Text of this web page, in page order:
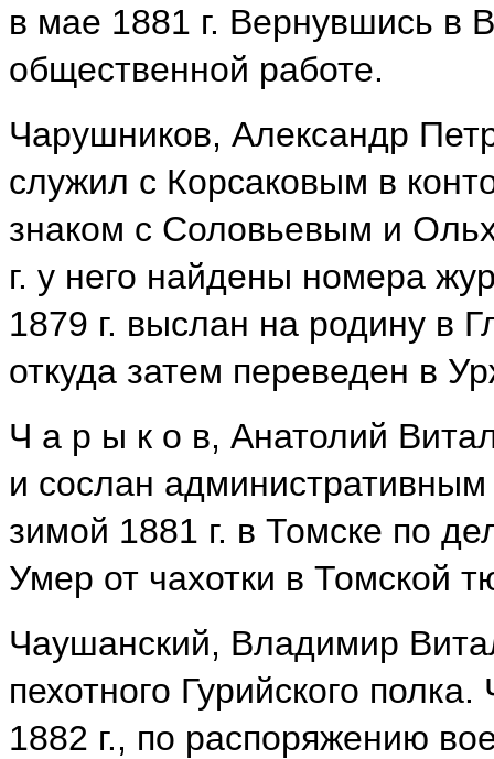
в мае 1881 г. Вернувшись в
общественной работе.
Чарушников, Александр
служил с Корсаковым в
знаком с Соловьевым и
г. у него найдены номера
1879 г. выслан на родину в
откуда затем переведен в
Ч а р ы к о в, Анатолий
и сослан
зимой 1881 г. в Томске по
Умер от чахотки в Томской
Чаушанский, Владимир
пехотного Гурийского
1882 г., по распоряжению